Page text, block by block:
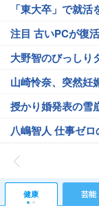
「東大卒」で就
注目 古いPCが復
大野智のびっしり
山崎怜奈、突然妊
授かり婚発表の雪
八嶋智人 仕事ゼ
健康 芸能